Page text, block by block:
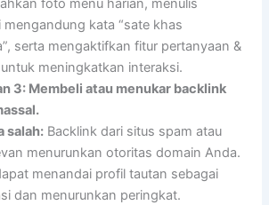
foto menu harian, menulis
mengandung kata “sate khas
serta mengaktifkan fitur pertanyaan &
meningkatkan interaksi.
3: Membeli atau menukar backlink
salah: Backlink dari situs spam atau
menurunkan otoritas domain Anda.
menandai profil tautan sebagai
dan menurunkan peringkat.